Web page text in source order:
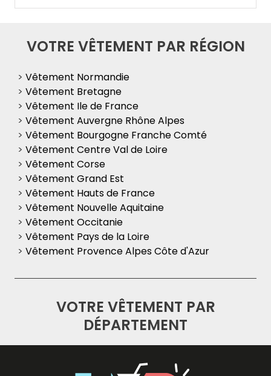
VOTRE VÊTEMENT PAR RÉGION
> Vêtement Normandie
> Vêtement Bretagne
> Vêtement Ile de France
> Vêtement Auvergne Rhône Alpes
> Vêtement Bourgogne Franche Comté
> Vêtement Centre Val de Loire
> Vêtement Corse
> Vêtement Grand Est
> Vêtement Hauts de France
> Vêtement Nouvelle Aquitaine
> Vêtement Occitanie
> Vêtement Pays de la Loire
> Vêtement Provence Alpes Côte d'Azur
VOTRE VÊTEMENT PAR
DÉPARTEMENT